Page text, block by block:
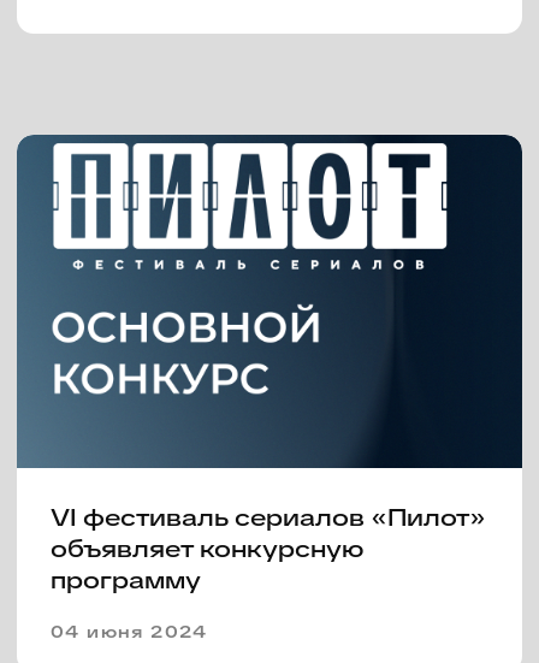
сериалов «Пилот»
представляет программу этого
года